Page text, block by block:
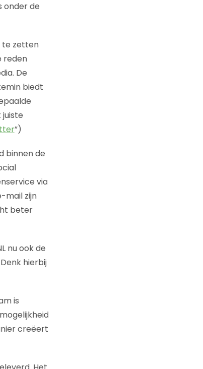
onder de
te zetten
reden
De
biedt
”)
binnen de
via
mail zijn
beter
nu ook de
hierbij
is
creëert